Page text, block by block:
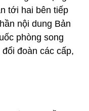
tới hai bên tiếp
nội dung Bản
phòng song
đoàn các cấp,